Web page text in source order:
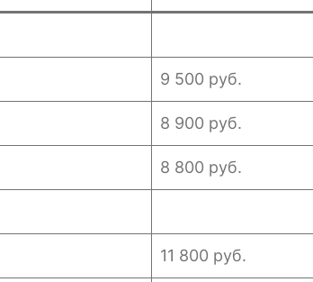
9 500 руб.
8 900 руб.
8 800 руб.
11 800 руб.